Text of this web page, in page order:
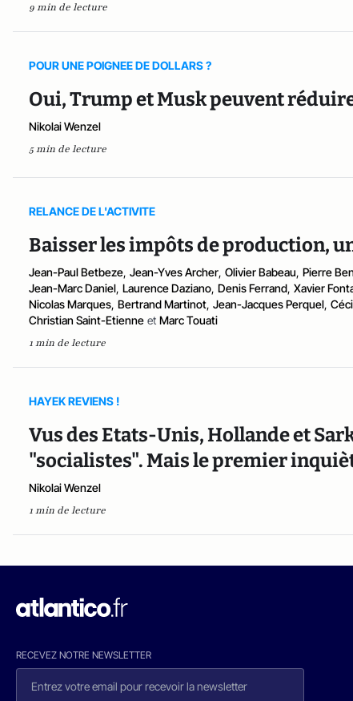
9 min de lecture
POUR UNE POIGNEE DE DOLLARS ?
Oui, Trump et Musk peuvent
Nikolai Wenzel
5 min de lecture
RELANCE DE L'ACTIVITE
Baisser les impôts de production,
Jean-Paul Betbeze, Jean-Yves Archer, Olivier Babeau, Pierre
Jean-Marc Daniel, Laurence Daziano, Denis Ferrand, Xavier
Nicolas Marques, Bertrand Martinot, Jean-Jacques Perquel,
Christian Saint-Etienne et Marc Touati
1 min de lecture
HAYEK REVIENS !
Vus des Etats-Unis, Hollande et
"socialistes". Mais le premier
Nikolai Wenzel
1 min de lecture
RECEVEZ NOTRE NEWSLETTER